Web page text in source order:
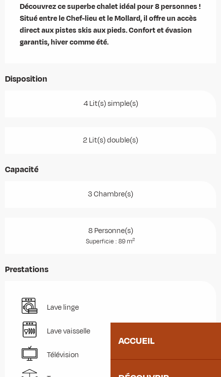
ACCUEIL
Découvrez ce superbe chalet idéal pour 8 personnes !
Situé entre le Chef-lieu et le Mollard, il offre un accès
direct aux pistes skis aux pieds. Confort et évasion
garantis, hiver comme été.
Disposition
4 Lit(s) simple(s)
2 Lit(s) double(s)
Capacité
3 Chambre(s)
8 Personne(s)
Superficie : 89 m2
Prestations
Lave linge
Lave vaisselle
Télévision